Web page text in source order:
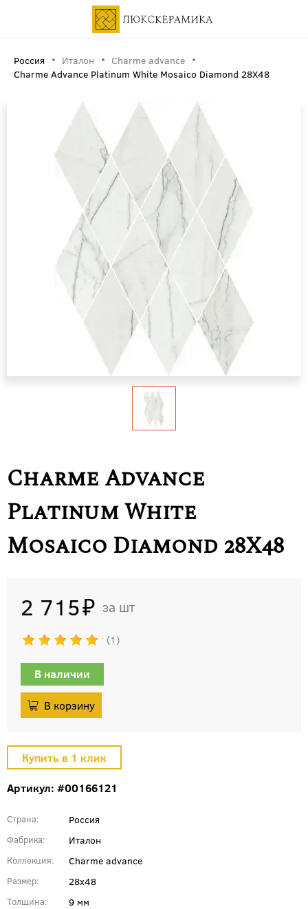
Россия Италон
Charme advance
Charme Advance Platinum White Mosaico Diamond 28X48
Charme Advance
Platinum White
Mosaico Diamond 28X48
2 715 шт
1
В наличии
Артикул: #00166121
Страна Россия
Фабрика Италон
Коллекция Charme advance
Размер 28x48
Толщина 9 мм